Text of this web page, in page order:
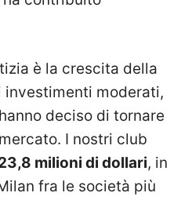
è la crescita della
investimenti moderati,
deciso di tornare
I nostri club
milioni di dollari, in
fra le società più